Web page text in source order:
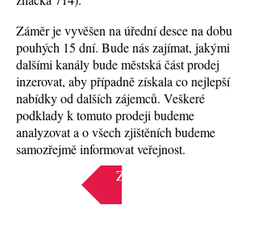
Záměr je vyvěšen na úřední desce na dobu
pouhých 15 dní. Bude nás zajímat, jakými
dalšími kanály bude městská část prodej
inzerovat, aby případně získala co nejlepší
nabídky od dalších zájemců. Veškeré
podklady k tomuto prodeji budeme
analyzovat a o všech zjištěních budeme
samozřejmě informovat veřejnost.
Zpět